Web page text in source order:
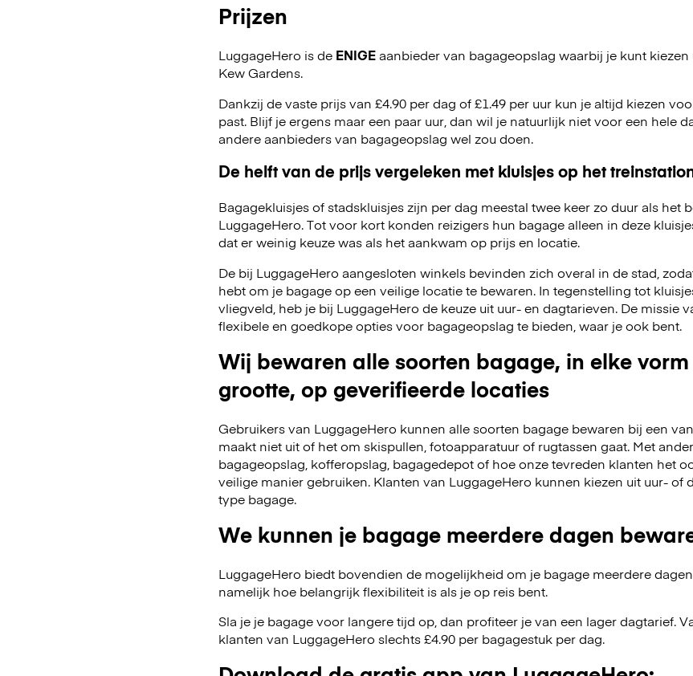
Prijzen
LuggageHero is de ENIGEaanbieder van bagageopslag waarbij je kunt
Kew Gardens.
Dankzij de vaste prijs van £4.90 per dag of £1.49 per uur kun je altijd kiezen
past. Blijf je ergens maar een paar uur, dan wil je natuurlijk niet voor een hele
andere aanbieders van bagageopslag wel zou doen.
De helft van de prijs vergeleken met kluisjes op het
Bagagekluisjes of stadskluisjes zijn per dag meestal twee keer zo duur als het
LuggageHero. Tot voor kort konden reizigers hun bagage alleen in deze
dat er weinig keuze was als het aankwam op prijs en locatie.
De bij LuggageHero aangesloten winkels bevinden zich overal in de stad,
hebt om je bagage op een veilige locatie te bewaren. In tegenstelling tot
vliegveld, heb je bij LuggageHero de keuze uit uur- en dagtarieven. De missie
flexibele en goedkope opties voor bagageopslag te bieden, waar je ook bent.
Wij bewaren alle soorten bagage, in elke
grootte, op geverifieerde locaties
Gebruikers van LuggageHero kunnen alle soorten bagage bewaren bij een
maakt niet uit of het om skispullen, fotoapparatuur of rugtassen gaat. Met
bagageopslag, kofferopslag, bagagedepot of hoe onze tevreden klanten het
veilige manier gebruiken. Klanten van LuggageHero kunnen kiezen uit uur- of
type bagage.
We kunnen je bagage meerdere dagen
LuggageHero biedt bovendien de mogelijkheid om je bagage meerdere
namelijk hoe belangrijk flexibiliteit is als je op reis bent.
Sla je je bagage voor langere tijd op, dan profiteer je van een lager dagtarief.
klanten van LuggageHero slechts £4.90 per bagagestuk per dag.